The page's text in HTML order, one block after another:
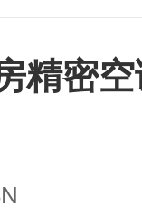
精密